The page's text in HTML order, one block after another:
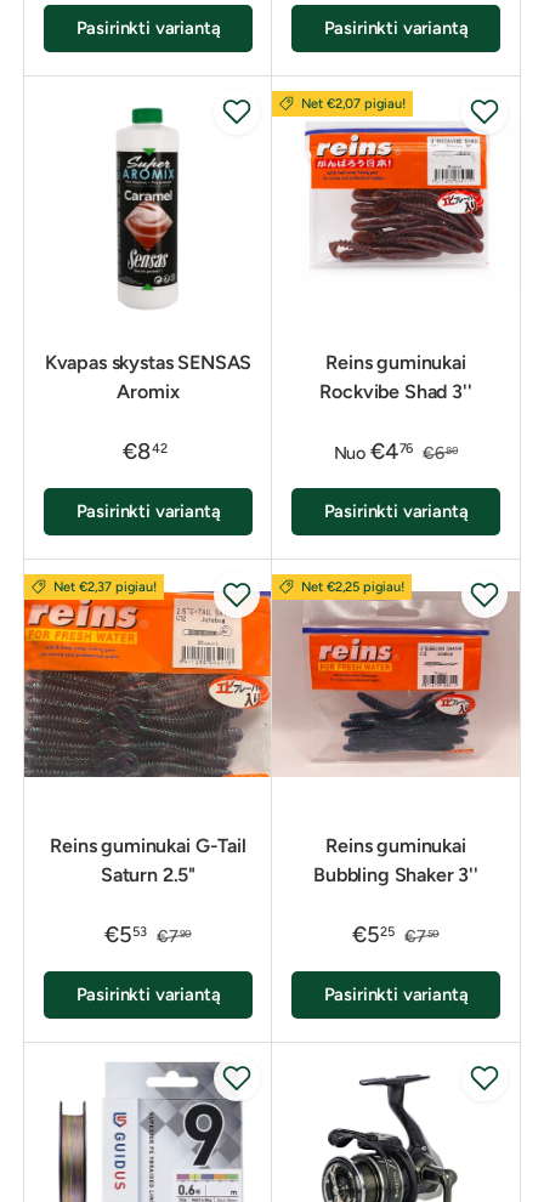
Pasirinkti variantą Pasirinkti variantą
Kvapas skystas SENSAS
Aromix
€842
Pasirinkti variantą
Net €2,07 pigiau!
Reins guminukai
Rockvibe Shad 3''
Nuo €476 €680
Pasirinkti variantą
Net €2,37 pigiau!
Reins guminukai G-Tail
Saturn 2.5"
€553 €790
Pasirinkti variantą
Net €2,25 pigiau!
Reins guminukai
Bubbling Shaker 3''
€525 €750
Pasirinkti variantą